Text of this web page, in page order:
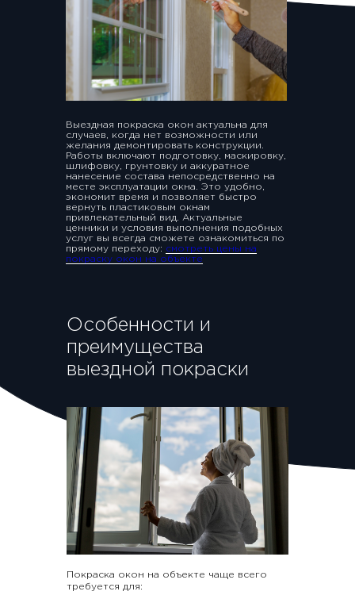
Выездная покраска окон актуальна для
случаев, когда нет возможности или
желания демонтировать конструкции.
Работы включают подготовку, маскировку,
шлифовку, грунтовку и аккуратное
нанесение состава непосредственно на
месте эксплуатации окна. Это удобно,
экономит время и позволяет быстро
вернуть пластиковым окнам
привлекательный вид. Актуальные
ценники и условия выполнения подобных
услуг вы всегда сможете ознакомиться по
прямому переходу: смотреть цены на
покраску окон на объекте
Особенности и
преимущества
выездной покраски
Покраска окон на объекте чаще всего
требуется для: